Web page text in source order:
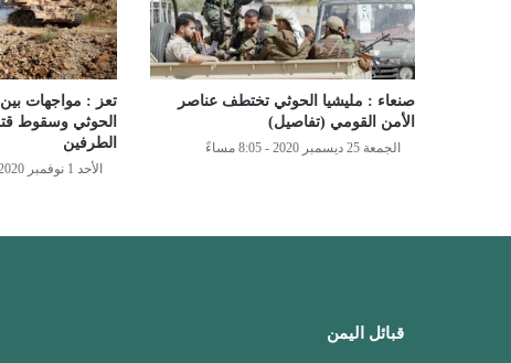
صنعاء : مليشيا الحوثي تختطف عناصر
الأمن القومي (تفاصيل)
الجمعة 25 ديسمبر 2020 - 8:05 مساءً
تعز : مواجهات
الحوثي وسقوط
الطرفين
الأحد 1 نوفمبر 2020 - 7:20 مساءً
قبائل اليمن